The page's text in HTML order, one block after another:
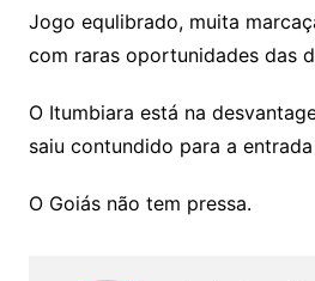
Jogo equlibrado, muita
com raras oportunidades das
O Itumbiara está na
saiu contundido para a
O Goiás não tem pressa.